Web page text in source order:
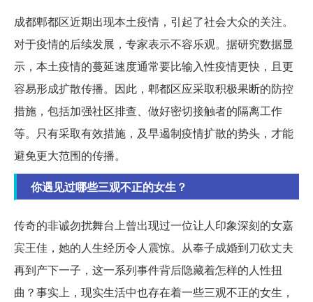
成都郫都区近期出现本土疫情，引起了社会大众的关注。
对于疫情的后续发展，专家表示不容乐观。据研究数据显
示，本土疫情的蔓延速度通常要比输入性疫情更快，且更
容易形成扩散传播。因此，郫都区应采取积极果断的防控
措施，包括加强社区排查、做好密切接触者的隔离工作
等。只有采取有效措施，及早遏制疫情扩散的势头，才能
避免更大范围的传播。
你遇见过哪些三观不正的女生？
传奇的非诚勿扰舞台上曾出现过一位让人印象深刻的女嘉
宾王佳，她的人生经历令人震惊。从奉子成婚到刀砍丈夫
再到产下一子，这一系列事件背后隐藏着怎样的人性扭
曲？事实上，现实生活中也存在着一些三观不正的女生，